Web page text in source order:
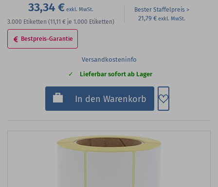
33,34 €
3.000 Etiketten (11,11 € je 1.000 Etiketten)
Bester Staffelpreis
21,79 €
Bestpreis-Garantie
Versandkosteninfo
Lieferbar sofort ab Lager
In den Warenkorb Zum